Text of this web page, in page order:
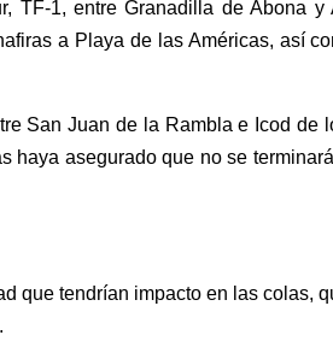
TF-1, entre Granadilla de Abona y
a Playa de las Américas, así
San Juan de la Rambla e Icod de
haya asegurado que no se
que tendrían impacto en las colas,